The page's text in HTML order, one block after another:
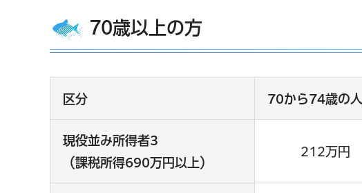
70歳以上の方
区分 70から74歳の人
現役並み所得者3
（課税所得690万円以上）
212万円